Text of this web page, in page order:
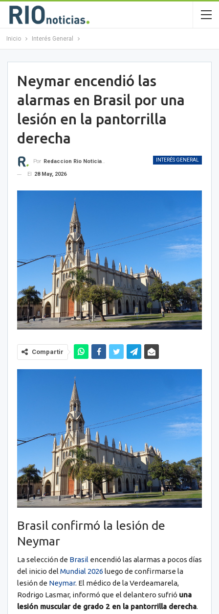
Inicio Interés General
Neymar encendió las
alarmas en Brasil por una
lesión en la pantorrilla
derecha
INTERÉS GENERAL
Por Redaccion Rio Noticias OK
El
28 May, 2026
Compartir
Brasil confirmó la lesión de
Neymar
La selección de Brasil encendió las alarmas a pocos días
del inicio del Mundial 2026 luego de confirmarse la
lesión de Neymar. El médico de la Verdeamarela,
Rodrigo Lasmar, informó que el delantero sufrió una
lesión muscular de grado 2 en la pantorrilla derecha.